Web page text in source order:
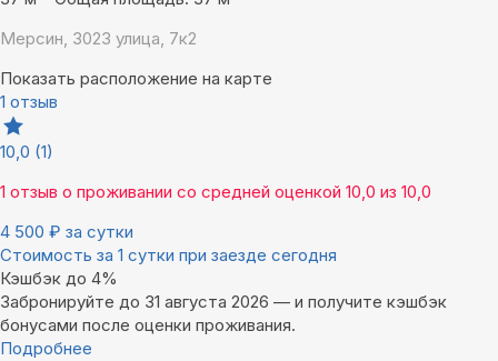
Мерсин, 3023 улица, 7к2
Показать расположение на карте
1 отзыв
10,0 (1)
1 отзыв о проживании со средней оценкой 10,0 из 10,0
4 500 ₽ за сутки
Стоимость за 1 сутки при заезде сегодня
Кэшбэк до 4%
Забронируйте до 31 августа 2026 — и получите кэшбэк
бонусами после оценки проживания.
Подробнее